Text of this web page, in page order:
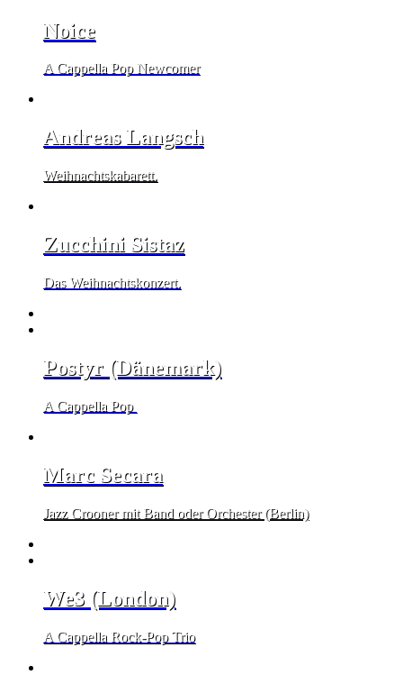
Noice
A Cappella Pop Newcomer
Andreas Langsch
Weihnachtskabarett.
Zucchini Sistaz
Das Weihnachtskonzert.
Postyr (Dänemark)
A Cappella Pop
Marc Secara
Jazz Crooner mit Band oder Orchester (Berlin)
We3 (London)
A Cappella Rock-Pop Trio